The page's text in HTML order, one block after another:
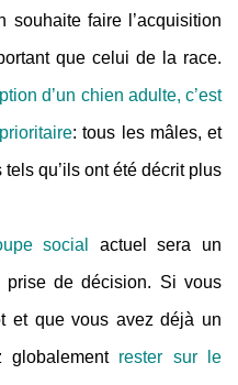
souhaite faire l’acquisition
que celui de la race.
d’un chien adulte, c’est
: tous les mâles, et
qu’ils ont été décrit plus
social
actuel sera un
prise de décision. Si vous
et que vous avez déjà un
globalement rester sur le